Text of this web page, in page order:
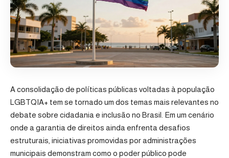
A consolidação de políticas públicas voltadas à população
LGBTQIA+ tem se tornado um dos temas mais relevantes no
debate sobre cidadania e inclusão no Brasil. Em um cenário
onde a garantia de direitos ainda enfrenta desafios
estruturais, iniciativas promovidas por administrações
municipais demonstram como o poder público pode